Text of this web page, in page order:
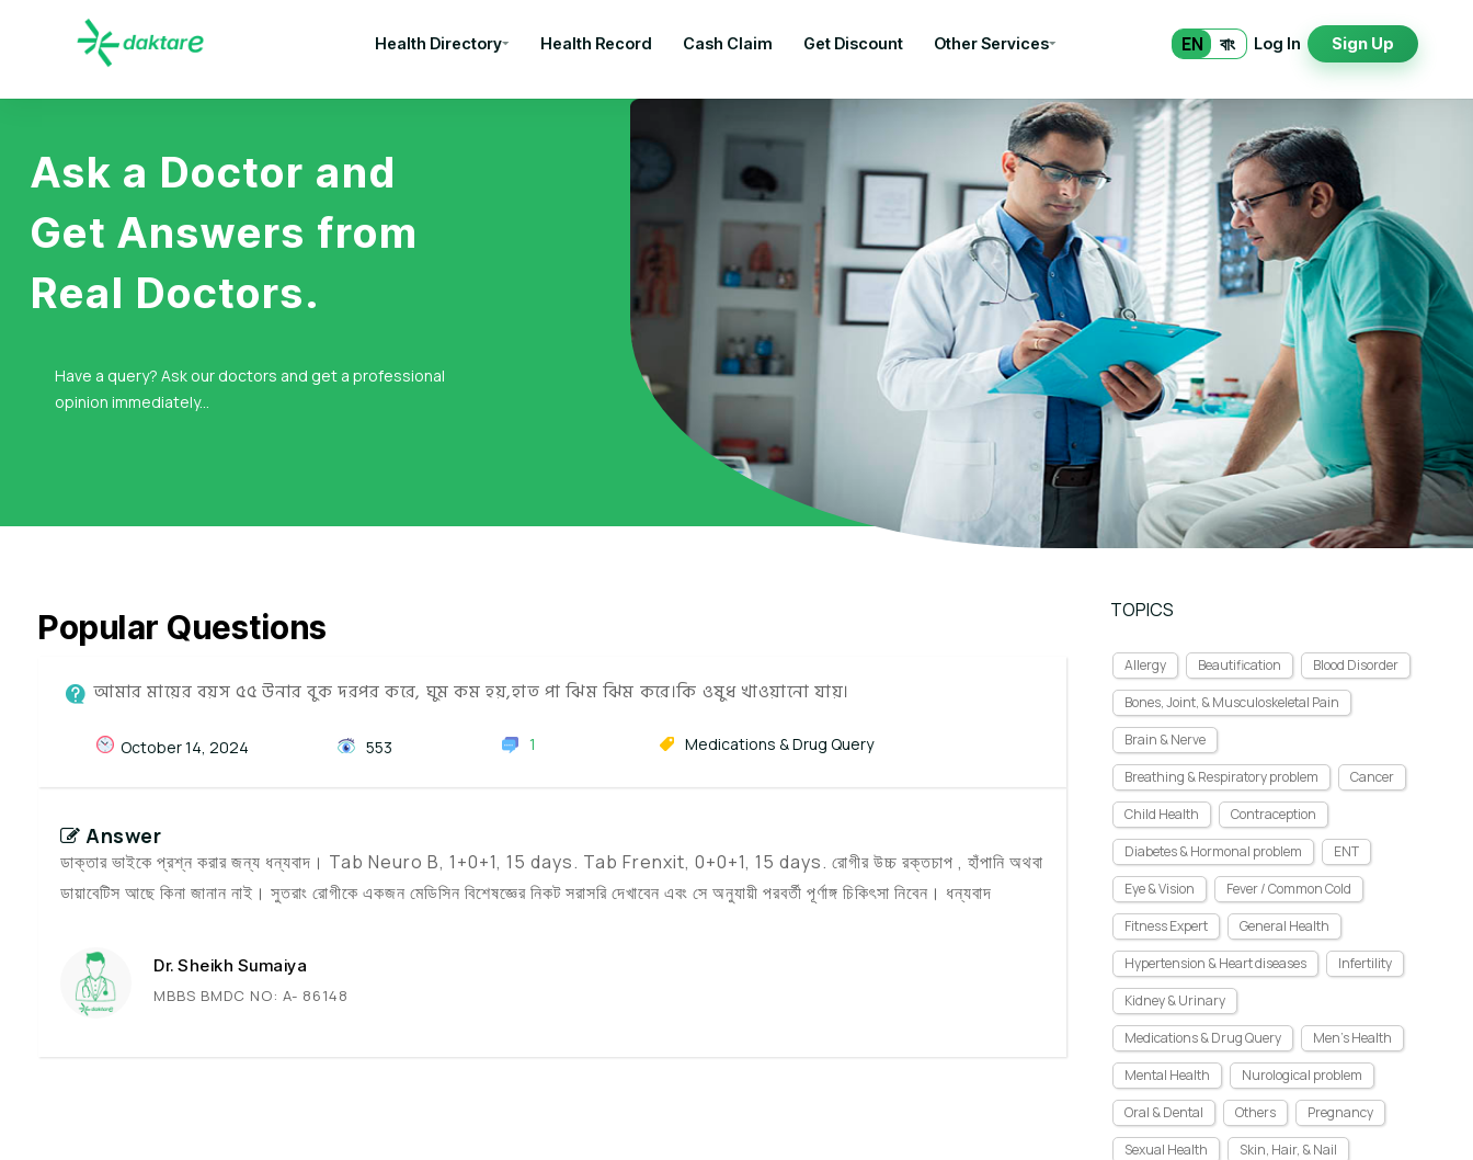
Health Directory Health Record Cash Claim Get Discount Other Services EN বাং Log In Sign Up
Ask a Doctor and
Get Answers from
Real Doctors.
Have a query? Ask our doctors and get a professional
opinion immediately...
Popular Questions
আমার মায়ের বয়স ৫৫ উনার বুক দরপর করে, ঘুম কম হয়,হাত পা ঝিম ঝিম করে।কি ওষুধ খাওয়ানো যায়।
October 14, 2024 553 1 Medications & Drug Query
Answer
ডাক্তার ভাইকে প্রশ্ন করার জন্য ধন্যবাদ। Tab Neuro B, 1+0+1, 15 days. Tab Frenxit, 0+0+1, 15 days. রোগীর উচ্চ রক্তচাপ , হাঁপানি অথবা
ডায়াবেটিস আছে কিনা জানান নাই। সুতরাং রোগীকে একজন মেডিসিন বিশেষজ্ঞের নিকট সরাসরি দেখাবেন এবং সে অনুযায়ী পরবর্তী পূর্ণাঙ্গ চিকিৎসা নিবেন। ধন্যবাদ
Dr. Sheikh Sumaiya
MBBS BMDC NO: A- 86148
TOPICS
Allergy Beautification
Blood Disorder
Bones, Joint, & Musculoskeletal Pain
Brain & Nerve
Breathing & Respiratory problem
Cancer
Child Health
Contraception
Diabetes & Hormonal problem
ENT
Eye & Vision
Fever / Common Cold
Fitness Expert
General Health
Hypertension & Heart diseases
Infertility
Kidney & Urinary
Medications & Drug Query
Men's Health
Mental Health
Nurological problem
Oral & Dental
Others
Pregnancy
Sexual Health
Skin, Hair, & Nail